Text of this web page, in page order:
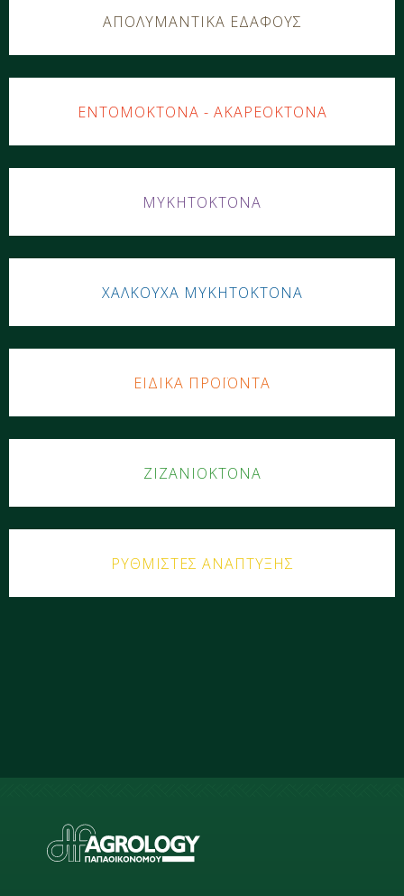
ΑΠΟΛΥΜΑΝΤΙΚΑ ΕΔΑΦΟΥΣ
ΕΝΤΟΜΟΚΤΟΝΑ - ΑΚΑΡΕΟΚΤΟΝΑ
ΜΥΚΗΤΟΚΤΟΝΑ
ΧΑΛΚΟΥΧΑ ΜΥΚΗΤΟΚΤΟΝΑ
ΕΙΔΙΚΑ ΠΡΟΪΟΝΤΑ
ΖΙΖΑΝΙΟΚΤΟΝΑ
ΡΥΘΜΙΣΤΕΣ ΑΝΑΠΤΥΞΗΣ